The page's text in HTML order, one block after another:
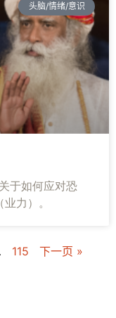
头脑/情绪/意识
于如何应对恐
力）。
115 下一页 »